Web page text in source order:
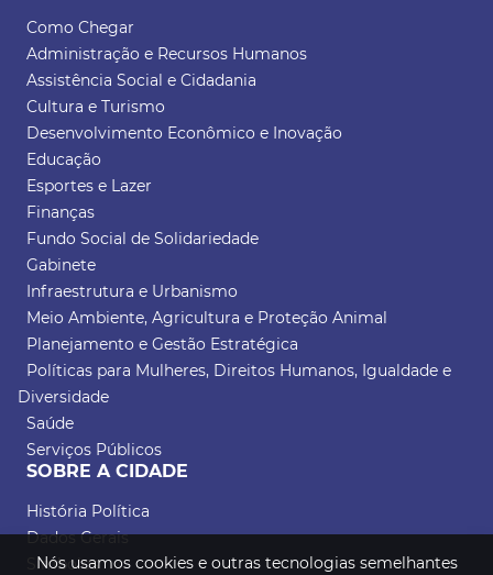
Como Chegar
Administração e Recursos Humanos
Assistência Social e Cidadania
Cultura e Turismo
Desenvolvimento Econômico e Inovação
Educação
Esportes e Lazer
Finanças
Fundo Social de Solidariedade
Gabinete
Infraestrutura e Urbanismo
Meio Ambiente, Agricultura e Proteção Animal
Planejamento e Gestão Estratégica
Políticas para Mulheres, Direitos Humanos, Igualdade e
Diversidade
Saúde
Serviços Públicos
SOBRE A CIDADE
História Política
Dados Gerais
Símbolos
Nós usamos cookies e outras tecnologias semelhantes